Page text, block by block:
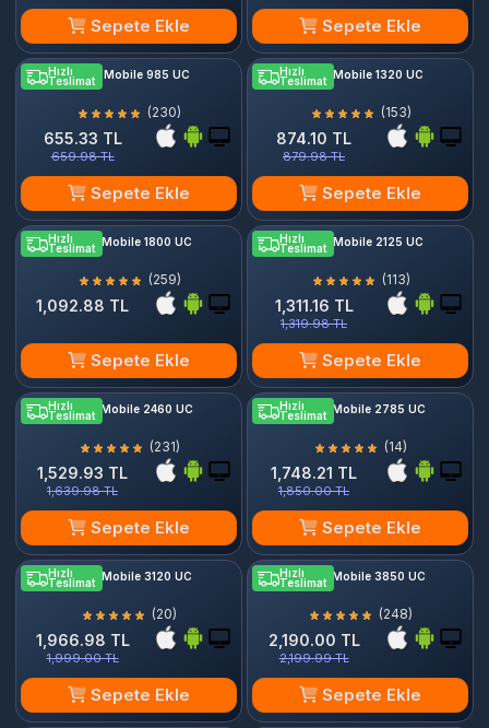
Sepete Ekle Sepete Ekle
Hızlı
Teslimat
PUBG Mobile 985 UC
(230)
655.33 TL
659.98 TL
Sepete Ekle
Hızlı
Teslimat
PUBG Mobile 1320 UC
(153)
874.10 TL
879.98 TL
Sepete Ekle
Hızlı
Teslimat
PUBG Mobile 1800 UC
(259)
1,092.88 TL
Sepete Ekle
Hızlı
Teslimat
PUBG Mobile 2125 UC
(113)
1,311.16 TL
1,319.98 TL
Sepete Ekle
Hızlı
Teslimat
PUBG Mobile 2460 UC
(231)
1,529.93 TL
1,639.98 TL
Sepete Ekle
Hızlı
Teslimat
PUBG Mobile 2785 UC
(14)
1,748.21 TL
1,850.00 TL
Sepete Ekle
Hızlı
Teslimat
PUBG Mobile 3120 UC
(20)
1,966.98 TL
1,999.00 TL
Sepete Ekle
Hızlı
Teslimat
PUBG Mobile 3850 UC
(248)
2,190.00 TL
2,199.99 TL
Sepete Ekle